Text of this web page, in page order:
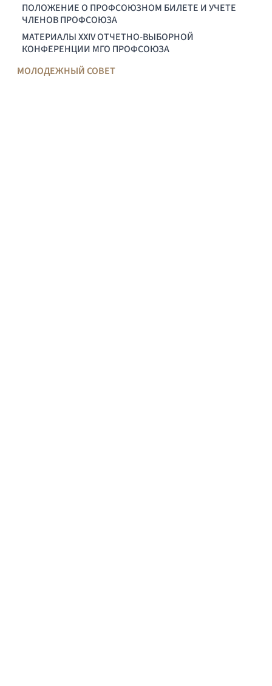
ПОЛОЖЕНИЕ О ПРОФСОЮЗНОМ БИЛЕТЕ И УЧЕТЕ
ЧЛЕНОВ ПРОФСОЮЗА
МАТЕРИАЛЫ XXIV ОТЧЕТНО-ВЫБОРНОЙ
КОНФЕРЕНЦИИ МГО ПРОФСОЮЗА
МОЛОДЕЖНЫЙ СОВЕТ